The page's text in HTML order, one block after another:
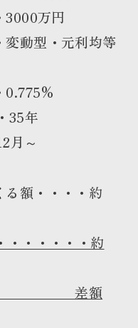
万円
動型・元利均等
35年
月～
額・・・・約
・・・・・・約